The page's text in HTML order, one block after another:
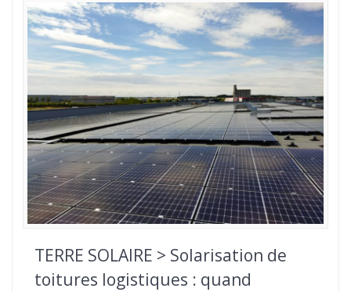
TERRE SOLAIRE > Solarisation de
toitures logistiques : quand